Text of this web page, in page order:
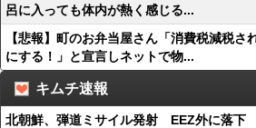
呂に入っても体内が熱く感じる...
【悲報】町のお弁当屋さん「消費税減税さ
にする！」と宣言しネットで物...
キムチ速報
北朝鮮、弾道ミサイル発射 EEZ外に落下